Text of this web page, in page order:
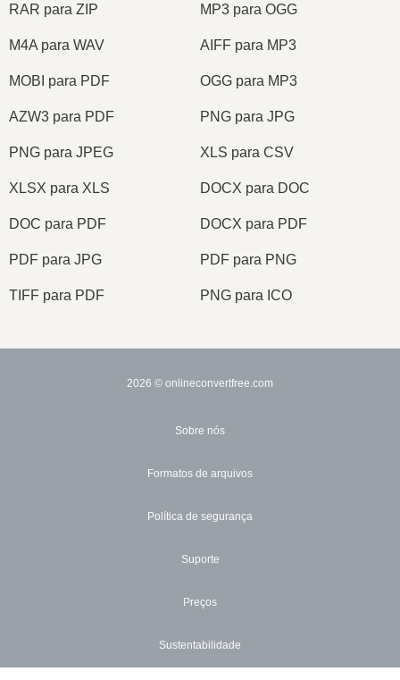
RAR para ZIP MP3 para OGG
M4A para WAV AIFF para MP3
MOBI para PDF OGG para MP3
AZW3 para PDF PNG para JPG
PNG para JPEG XLS para CSV
XLSX para XLS DOCX para DOC
DOC para PDF DOCX para PDF
PDF para JPG PDF para PNG
TIFF para PDF PNG para ICO
2026 © onlineconvertfree.com
Sobre nós
Formatos de arquivos
Política de segurança
Suporte
Preços
Sustentabilidade